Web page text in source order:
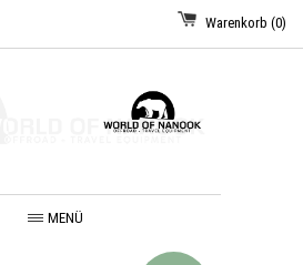
Warenkorb (0)
MENÜ